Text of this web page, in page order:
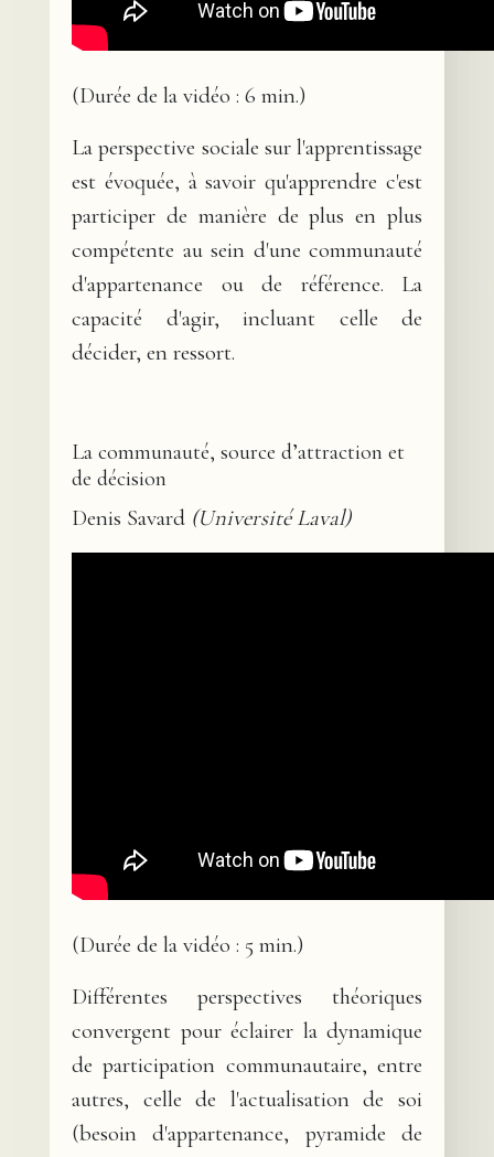
(Durée de la vidéo : 6 min.)
La perspective sociale sur l'apprentissage
est évoquée, à savoir qu'apprendre c'est
participer de manière de plus en plus
compétente au sein d'une communauté
d'appartenance ou de référence. La
capacité d'agir, incluant celle de
décider, en ressort.
La communauté, source d’attraction et
de décision
Denis Savard (Université Laval)
(Durée de la vidéo : 5 min.)
Différentes perspectives théoriques
convergent pour éclairer la dynamique
de participation communautaire, entre
autres, celle de l'actualisation de soi
(besoin d'appartenance, pyramide de